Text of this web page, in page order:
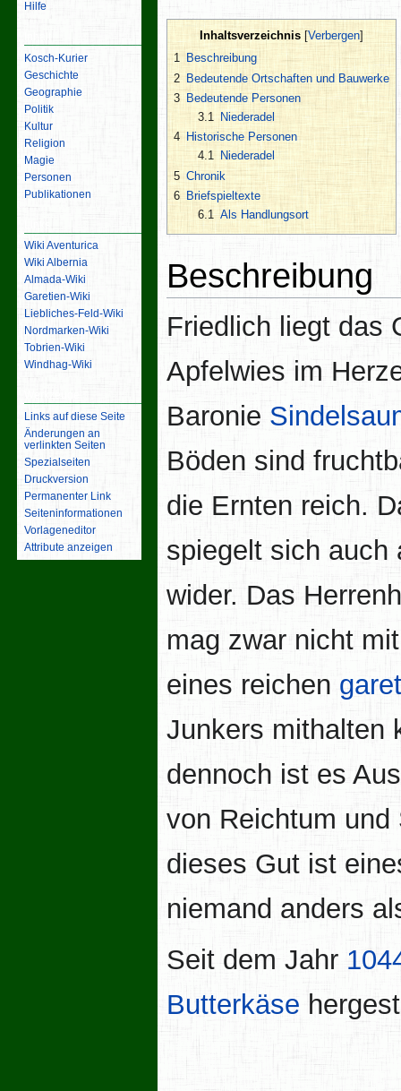
Inhaltsverzeichnis
1 Beschreibung
2 Bedeutende Ortschaften und Bauwerke
3 Bedeutende Personen
3.1
Niederadel
4 Historische Personen
4.1
Niederadel
5 Chronik
6 Briefspieltexte
6.1 Als Handlungsort
Beschreibung
Friedlich liegt das
Apfelwies im
Baronie
Böden sind
die Ernten reich.
spiegelt sich auch
wider. Das
mag zwar nicht
eines reichen
Junkers mithalten
dennoch ist es
von Reichtum
dieses Gut ist
niemand anders
Seit dem Jahr
Butterkäse
Hilfe
Kosch-Kurier
Geschichte
Geographie
Politik
Kultur
Religion
Magie
Personen
Publikationen
Wiki Aventurica
Wiki Albernia
Almada-Wiki
Garetien-Wiki
Liebliches-Feld-Wiki
Nordmarken-Wiki
Tobrien-Wiki
Windhag-Wiki
Links auf diese Seite
Änderungen an
verlinkten Seiten
Spezialseiten
Druckversion
Permanenter Link
Seiten­­informationen
Vorlageneditor
Attribute anzeigen